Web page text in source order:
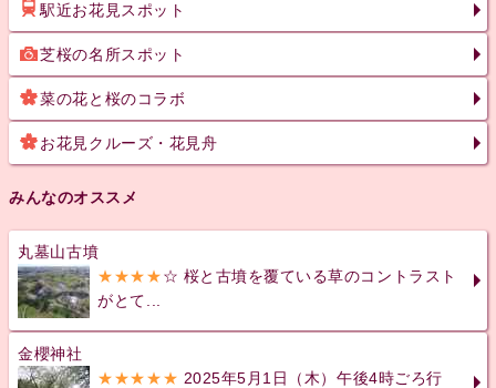
駅近お花見スポット
芝桜の名所スポット
菜の花と桜のコラボ
お花見クルーズ・花見舟
みんなのオススメ
丸墓山古墳
★★★★☆ 桜と古墳を覆ている草のコントラスト
がとて...
金櫻神社
★★★★★ 2025年5月1日（木）午後4時ごろ行